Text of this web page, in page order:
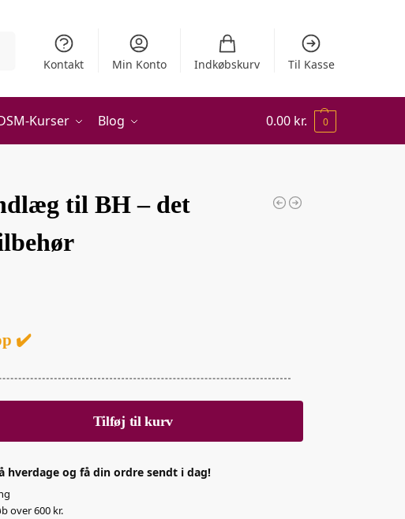
Kontakt Min Konto Indkøbskurv Til Kasse
Kurser Blog 0.00 kr. 0
til BH – det
✔️
Tilføj til kurv
hverdage og få din ordre sendt i dag!
over 600 kr.